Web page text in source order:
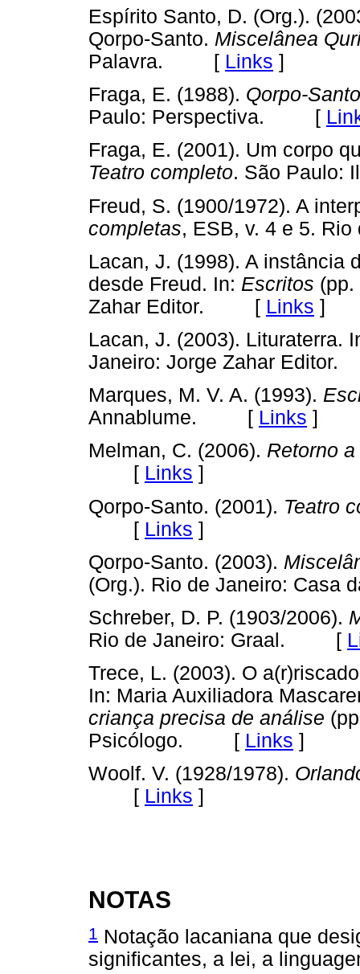
Espírito Santo, D. (Org.).
Qorpo-Santo. Miscelânea
Palavra. [ Links ]
Fraga, E. (1988). Qorpo-
Paulo: Perspectiva. [
Fraga, E. (2001). Um corpo
Teatro completo. São
Freud, S. (1900/1972). A
completas, ESB, v. 4 e 5.
Lacan, J. (1998). A instância
desde Freud. In: Escritos (pp.
Zahar Editor. [ Links ]
Lacan, J. (2003). Lituraterra.
Janeiro: Jorge Zahar
Marques, M. V. A. (1993).
Annablume. [ Links ]
Melman, C. (2006). Retorno
[ Links ]
Qorpo-Santo. (2001). Teatro
[ Links ]
Qorpo-Santo. (2003).
(Org.). Rio de Janeiro:
Schreber, D. P. (1903/2006).
Rio de Janeiro: Graal. [
Trece, L. (2003). O
In: Maria Auxiliadora
criança precisa de análise
Psicólogo. [ Links ]
Woolf. V. (1928/1978).
[ Links ]
NOTAS
1 Notação lacaniana que
significantes, a lei, a